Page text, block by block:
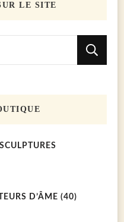
LE SITE
D’ÂME (40)